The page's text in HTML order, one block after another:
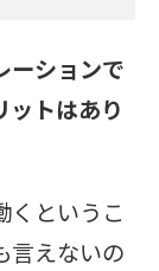
ーションで
ットはあり
くというこ
言えないの